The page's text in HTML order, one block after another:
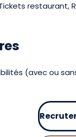
(avec ou